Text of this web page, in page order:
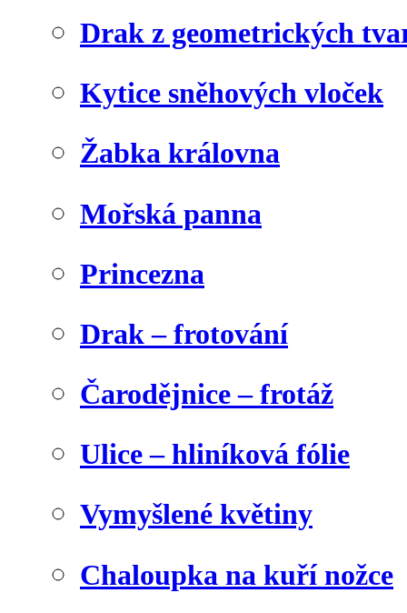
Drak z geometrických
Kytice sněhových vloček
Žabka královna
Mořská panna
Princezna
Drak – frotování
Čarodějnice – frotáž
Ulice – hliníková fólie
Vymyšlené květiny
Chaloupka na kuří nožce